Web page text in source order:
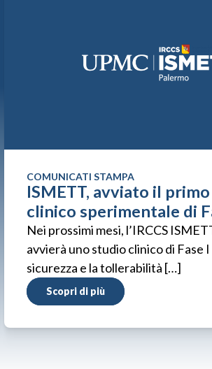
COMUNICATI STAMPA
ISMETT, avviato il
clinico sperimentale di
Nei prossimi mesi, l’IRCCS
avvierà uno studio clinico di Fase
sicurezza e la tollerabilità […]
Scopri di più